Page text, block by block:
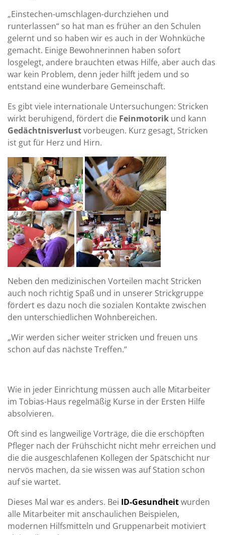
„Einstechen-umschlagen-durchziehen und
runterlassen“ so hat man es früher an den Schulen
gelernt und so haben wir es auch in der Wohnküche
gemacht. Einige Bewohnerinnen haben sofort
losgelegt, andere brauchten etwas Hilfe, aber auch das
war kein Problem, denn jeder hilft jedem und so
entstand eine wunderbare Gemeinschaft.
Es gibt viele internationale Untersuchungen: Stricken
wirkt beruhigend, fördert die Feinmotorik und kann
Gedächtnisverlustvorbeugen. Kurz gesagt, Stricken
ist gut für Herz und Hirn.
Neben den medizinischen Vorteilen macht Stricken
auch noch richtig Spaß und in unserer Strickgruppe
fördert es dazu noch die sozialen Kontakte zwischen
den unterschiedlichen Wohnbereichen.
„Wir werden sicher weiter stricken und freuen uns
schon auf das nächste Treffen.“
Wie in jeder Einrichtung müssen auch alle Mitarbeiter
im Tobias-Haus regelmäßig Kurse in der Ersten Hilfe
absolvieren.
Oft sind es langweilige Vorträge, die die erschöpften
Pfleger nach der Frühschicht nicht mehr erreichen und
die die ausgeschlafenen Kollegen der Spätschicht nur
nervös machen, da sie wissen was auf Station schon
auf sie wartet.
Dieses Mal war es anders. Bei ID-Gesundheitwurden
alle Mitarbeiter mit anschaulichen Beispielen,
modernen Hilfsmitteln und Gruppenarbeit motiviert